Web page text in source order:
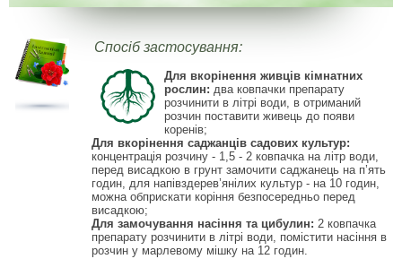
Спосіб застосування:
Для вкорінення живців кімнатних
рослин: два ковпачки препарату
розчинити в літрі води, в отриманий
розчин поставити живець до появи
коренів;
Для вкорінення саджанців садових культур:
концентрація розчину - 1,5 - 2 ковпачка на літр води,
перед висадкою в грунт замочити саджанець на п’ять
годин, для напівздерев’янілих культур - на 10 годин,
можна обприскати коріння безпосередньо перед
висадкою;
Для замочування насіння та цибулин: 2 ковпачка
препарату розчинити в літрі води, помістити насіння в
розчин у марлевому мішку на 12 годин.